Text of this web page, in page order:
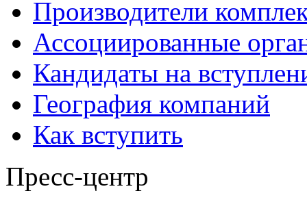
Производители
Ассоциированные
Кандидаты на
География компаний
Как вступить
Пресс-центр